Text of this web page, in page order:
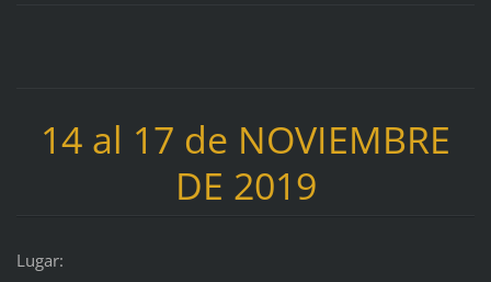
14 al 17 de NOVIEMBRE
DE 2019
Lugar: